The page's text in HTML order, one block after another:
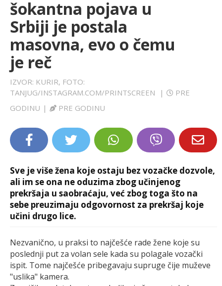
LIFESTYLE
EXTRA
šokantna pojava u
Srbiji je postala
masovna, evo o čemu
je reč
IZVOR: KURIR, FOTO:
TANJUG/INSTAGRAM.COM/PRINTSCREEN
|
PRE
GODINU | PRE GODINU
Sve je više žena koje ostaju bez vozačke dozvole,
ali im se ona ne oduzima zbog učinjenog
prekršaja u saobraćaju, već zbog toga što na
sebe preuzimaju odgovornost za prekršaj koje
učini drugo lice.
Nezvanično, u praksi to najčešće rade žene koje su
poslednji put za volan sele kada su polagale vozački
ispit. Tome najčešće pribegavaju supruge čije muževe
"uslika" kamera.